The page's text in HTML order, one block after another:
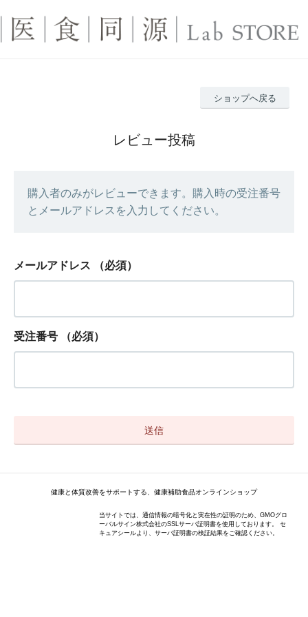
ショップへ戻る
レビュー投稿
購入者のみがレビューできます。購入時の受注番号
とメールアドレスを入力してください。
メールアドレス （必須）
受注番号 （必須）
健康と体質改善をサポートする、健康補助食品オンラインショップ
当サイトでは、通信情報の暗号化と実在性の証明のため、GMOグロ
ーバルサイン株式会社のSSLサーバ証明書を使用しております。 セ
キュアシールより、サーバ証明書の検証結果をご確認ください。